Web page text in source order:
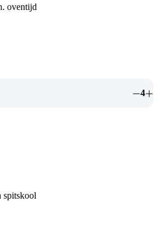
oventijd
4
spitskool